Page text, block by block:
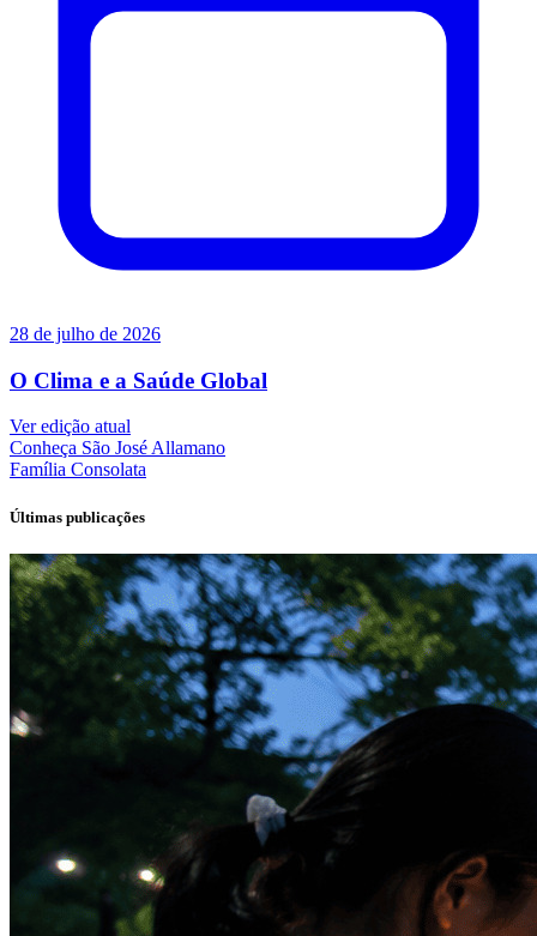
28 de julho de 2026
O Clima e a Saúde Global
Ver edição atual
Conheça São José Allamano
Família Consolata
Últimas publicações